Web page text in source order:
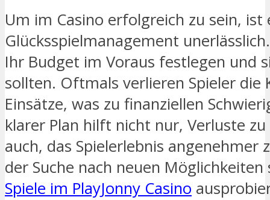
Um im Casino erfolgreich zu sein, ist
Glücksspielmanagement
Ihr Budget im Voraus festlegen und
sollten. Oftmals verlieren Spieler die
Einsätze, was zu finanziellen
klarer Plan hilft nicht nur, Verluste
auch, das Spielerlebnis angenehmer
der Suche nach neuen
Spiele im PlayJonny Casino